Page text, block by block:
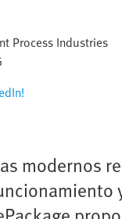
Process Industries
modernos